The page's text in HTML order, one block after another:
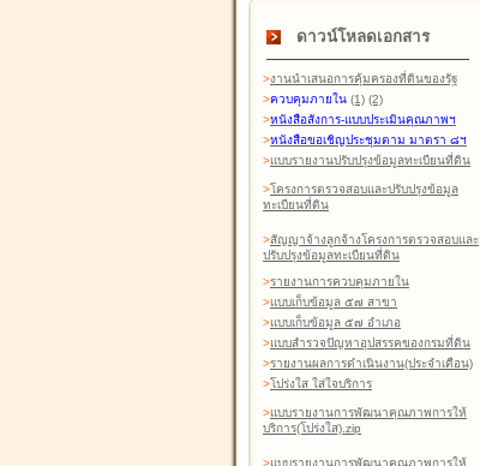
ดาวน์โหลดเอกสาร
>งานนำเสนอการคุ้มครองที่ดินของรัฐ
>ควบคุมภายใน (1) (2)
>หนังสือสังการ-แบบประเมินคุณภาพฯ
>หนังสือขอเชิญประชุมตาม มาตรา ๘ฯ
>แบบรายงานปรับปรุงข้อมูลทะเบียนที่ดิน
>โครงการตรวจสอบและปรับปรุงข้อมูล
ทะเบียนที่ดิน
>สัญญาจ้างลูกจ้างโครงการตรวจสอบและ
ปรับปรุงข้อมูลทะเบียนที่ดิน
>รายงานการควบคุมภายใน
>แบบเก็บข้อมูล ๕๗ สาขา
>แบบเก็บข้อมูล ๕๗ อำเภอ
>แบบสำรวจปัญหาอุปสรรคของกรมที่ดิน
>รายงานผลการดำเนินงาน(ประจำเดือน)
>โปร่งใส ใส่ใจบริการ
>แบบรายงานการพัฒนาคุณภาพการให้
บริการ(โปร่งใส).zip
>แบบรายงานการพัฒนาคุณภาพการให้